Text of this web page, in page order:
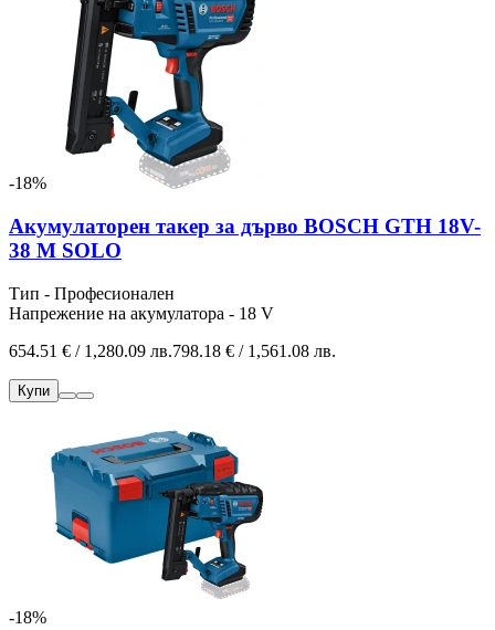
-18%
Акумулаторен такер за дърво BOSCH GTH 18V-
38 M SOLO
Тип - Професионален
Напрежение на акумулатора - 18 V
654.51 € / 1,280.09 лв.798.18 € / 1,561.08 лв.
Купи
-18%